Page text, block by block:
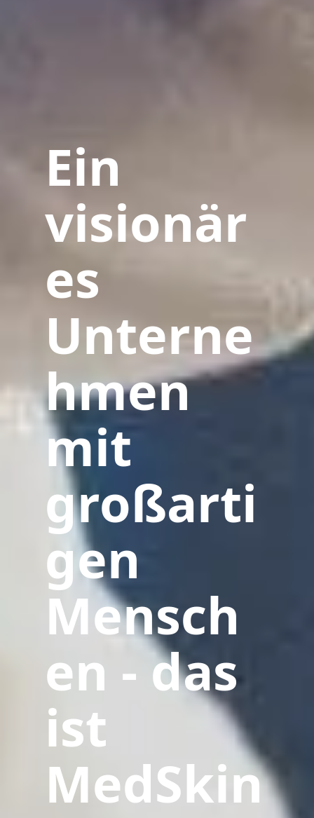
Ein
visionär
es
Unterne
hmen
mit
großarti
gen
Mensch
en - das
ist
MedSkin